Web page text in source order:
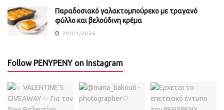
Παραδοσιακό γαλακτομπούρεκο με τραγανό
φύλλο και βελούδινη κρέμα
29/01/2026
Follow PENYPENY on Instagram